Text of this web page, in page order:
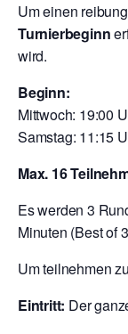
Um einen
Turnierbeginn
wird.
Beginn:
Mittwoch: 19:00
Samstag: 11:15
Max. 16
Es werden 3
Minuten (Best of
Um teilnehmen
Eintritt: Der